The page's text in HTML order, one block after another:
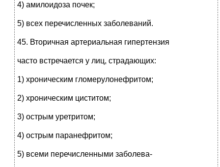
4) амилоидоза почек;
5) всех перечисленных заболеваний.
45. Вторичная артериальная гипертензия
часто встречается у лиц, страдающих:
1) хроническим гломерулонефритом;
2) хроническим циститом;
3) острым уретритом;
4) острым паранефритом;
5) всеми перечисленными заболева-